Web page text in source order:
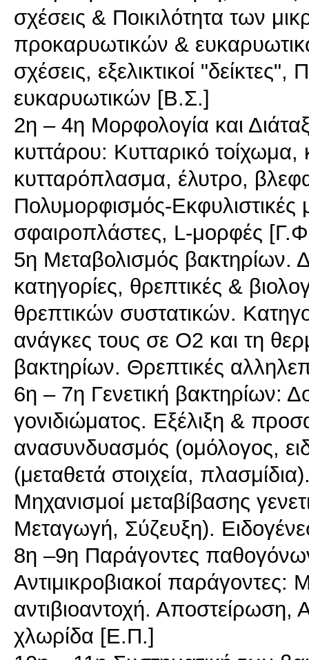
σχέσεις & Ποικιλότητα των
προκαρυωτικών &
σχέσεις, εξελικτικοί
ευκαρυωτικών [Β.Σ.]
2η – 4η Μορφολογία και
κυττάρου: Κυτταρικό
κυτταρόπλασμα, έλυτρο,
Πολυμορφισμός-
σφαιροπλάστες, L-μορφές
5η Μεταβολισμός βακτηρίων.
κατηγορίες, θρεπτικές &
θρεπτικών συστατικών.
ανάγκες τους σε Ο2 και τη
βακτηρίων. Θρεπτικές
6η – 7η Γενετική βακτηρίων:
γονιδιώματος. Εξέλιξη &
ανασυνδυασμός (ομόλογος,
(μεταθετά στοιχεία,
Μηχανισμοί μεταβίβασης
Μεταγωγή, Σύζευξη).
8η –9η Παράγοντες
Αντιμικροβιακοί παράγοντες:
αντιβιοαντοχή. Αποστείρωση,
χλωρίδα [Ε.Π.]